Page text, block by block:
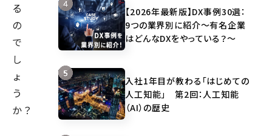
る
の
で
し
ょ
う
か？
【2026年最新版】DX事例30選：
9つの業界別に紹介～有名企業
はどんなDXをやっている？～
入社1年目が教わる「はじめての
人工知能」 第2回：人工知能
（AI）の歴史